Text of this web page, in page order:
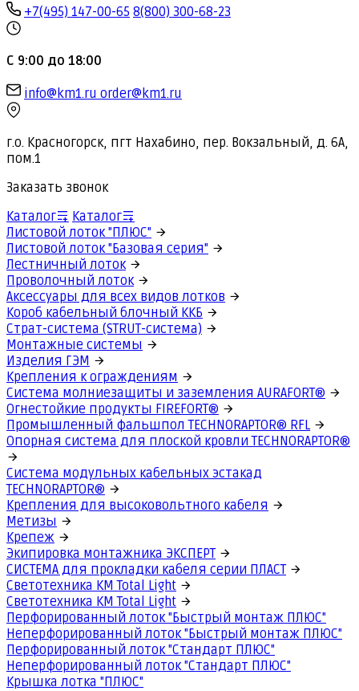
+7(495) 147-00-65 8(800) 300-68-23
С 9:00 до 18:00
info@km1.ru order@km1.ru
г.о. Красногорск, пгт Нахабино, пер. Вокзальный, д. 6А,
пом.1
Заказать звонок
Каталог
Каталог
Листовой лоток "ПЛЮС"
Листовой лоток "Базовая серия"
Лестничный лоток
Проволочный лоток
Аксессуары для всех видов лотков
Короб кабельный блочный ККБ
Страт-система (STRUT-система)
Монтажные системы
Изделия ГЭМ
Крепления к ограждениям
Система молниезащиты и заземления AURAFORT®
Огнестойкие продукты FIREFORT®
Промышленный фальшпол TECHNORAPTOR® RFL
Опорная система для плоской кровли TECHNORAPTOR®
Система модульных кабельных эстакад
TECHNORAPTOR®
Крепления для высоковольтного кабеля
Метизы
Крепеж
Экипировка монтажника ЭКСПЕРТ
СИСТЕМА для прокладки кабеля серии ПЛАСТ
Светотехника КМ Total Light
Светотехника КМ Total Light
Перфорированный лоток "Быстрый монтаж ПЛЮС"
Неперфорированный лоток "Быстрый монтаж ПЛЮС"
Перфорированный лоток "Стандарт ПЛЮС"
Неперфорированный лоток "Стандарт ПЛЮС"
Крышка лотка "ПЛЮС"